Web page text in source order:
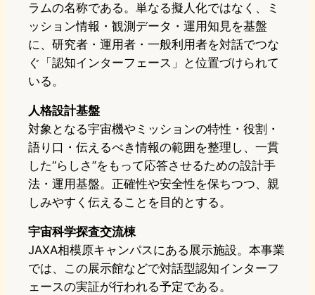
ラムの名称である。単なる擬人化ではなく、ミ
ッション情報・観測データ・運用知見を基盤
に、研究者・運用者・一般利用者を対話でつな
ぐ「認知インターフェース」と位置づけられて
いる。
人格設計基盤
対象となる宇宙機やミッションの特性・役割・
語り口・伝えるべき情報の範囲を整理し、一貫
した“らしさ”をもって応答させるための設計手
法・運用基盤。正確性や安全性を保ちつつ、親
しみやすく伝えることを目的とする。
宇宙科学探査交流棟
JAXA相模原キャンパスにある展示施設。本事業
では、この展示館などで対話型認知インターフ
ェースの実証が行われる予定である。